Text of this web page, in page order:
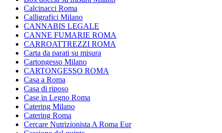
Calcinacci Roma
Calligrafici Milano
CANNABIS LEGALE
CANNE FUMARIE ROMA
CARROATTREZZI ROMA
Carta da parati su misura
Cartongesso Milano
CARTONGESSO ROMA
Casa a Roma
Casa di riposo
Case in Legno Roma
Catering Milano
Catering Roma
Cercare Nutrizionista A Roma Eur